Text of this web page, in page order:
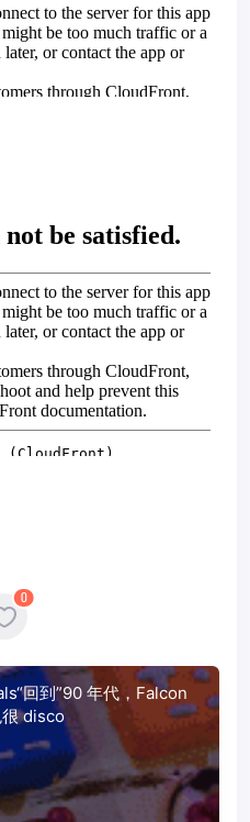
0
回到”90 年代，Falcon
disco